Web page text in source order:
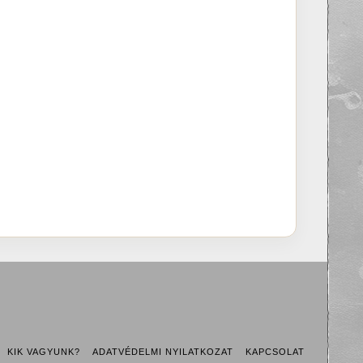
KIK VAGYUNK? ADATVÉDELMI NYILATKOZAT KAPCSOLAT